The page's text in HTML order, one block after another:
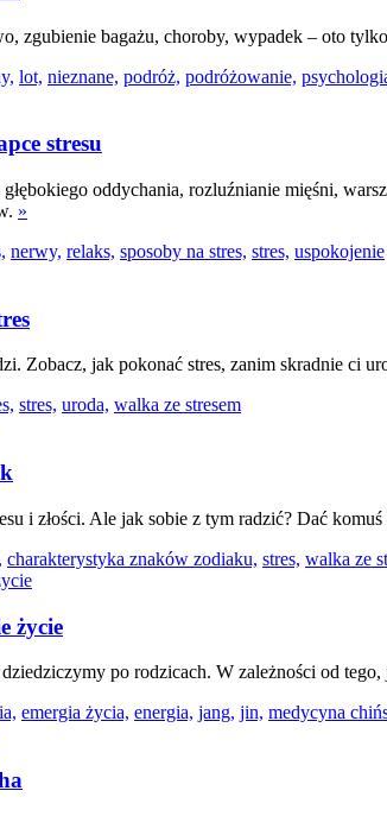
zgubienie bagażu, choroby, wypadek – oto
lot, nieznane, podróż, podróżowanie,
stresu
głębokiego oddychania, rozluźnianie mięśni,
»
nerwy, relaks, sposoby na stres, stres, uspokojenie
Zobacz, jak pokonać stres, zanim skradnie ci
stres, uroda, walka ze stresem
i złości. Ale jak sobie z tym radzić? Dać
charakterystyka znaków zodiaku, stres, walka ze
życie
po rodzicach. W zależności od
emergia życia, energia, jang, jin, medycyna